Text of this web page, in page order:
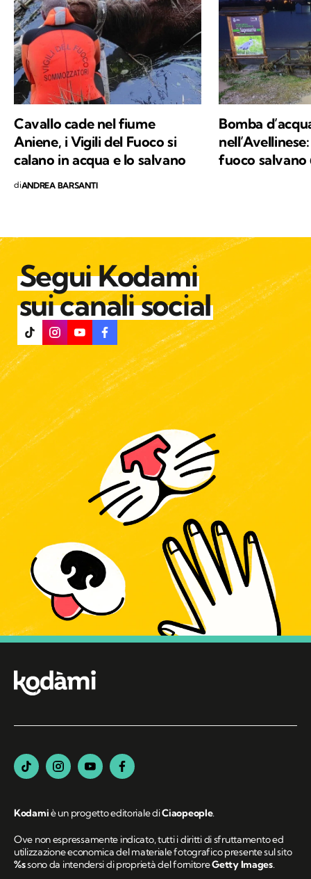
Cavallo cade nel fiume
Aniene, i Vigili del Fuoco si
calano in acqua e lo salvano
diANDREA BARSANTI
Bomba
fuoco salvano
Segui Kodami
sui canali social
Kodamiè un progetto editoriale diCiaopeople.
Ove non espressamente indicato, tutti i diritti di sfruttamento ed
utilizzazione economica del materiale fotografico presente sul sito
%ssono da intendersi di proprietà del fornitoreGetty Images.